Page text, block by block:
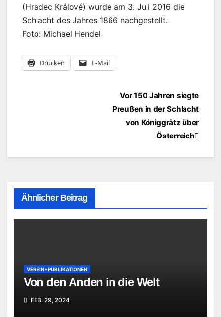
(Hradec Králové) wurde am 3. Juli 2016 die
Schlacht des Jahres 1866 nachgestellt.
Foto: Michael Hendel
Drucken E-Mail
BeitragsnavigationVor 150 Jahren siegte
Preußen in der Schlacht
von Königgrätz über
Österreich
Ähnlicher Beitrag
VEREIN+PUBLIKATIONEN
Von den Anden in die Welt
FEB. 29, 2024